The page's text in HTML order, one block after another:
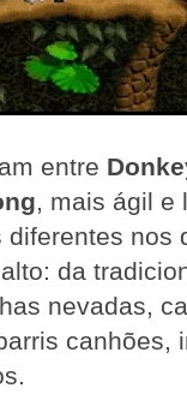
entre
, mais ágil
nos
da
nevadas,
canhões,